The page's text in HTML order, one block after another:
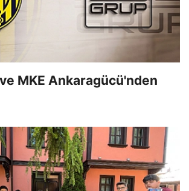
MKE Ankaragücü'nden